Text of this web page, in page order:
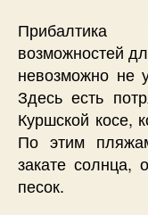
Прибалтика
возможностей
невозможно не
Здесь есть
Куршской косе,
По этим
закате
песок.